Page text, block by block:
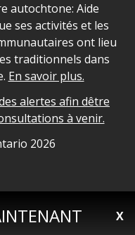
X
autochtone: Aide
ses activités et les
ont lieu
traditionnels dans
En savoir plus.
alertes afin dêtre
à venir.
2026